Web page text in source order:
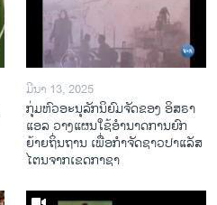
ມີນາ 13, 2025
ກຸ່ມຫົວອະນຸລັກນິຍົມຈັດຂອງ ອິສຣາ
ແອລ ວາງແຜນໃຊ້ອຳນາດການຍົກ
ຍ້າຍຖິ່ນຖານ ເພື່ອກຳຈັດຊາວປາແລັສ
ໄຕນຈາກເຂດກາຊາ